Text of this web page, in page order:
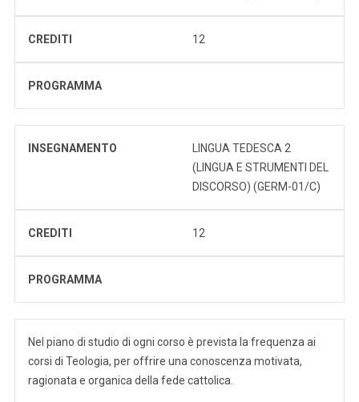
CREDITI 12
PROGRAMMA
INSEGNAMENTO
LINGUA TEDESCA 2
(LINGUA E STRUMENTI DEL
DISCORSO) (GERM-01/C)
CREDITI 12
PROGRAMMA
Nel piano di studio di ogni corso è prevista la frequenza ai
corsi di Teologia, per offrire una conoscenza motivata,
ragionata e organica della fede cattolica.